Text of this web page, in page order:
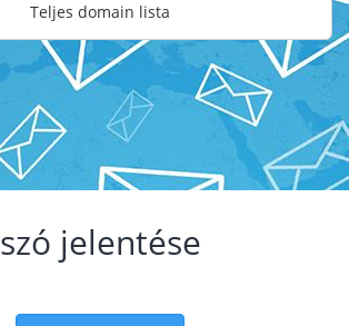
Teljes domain lista
szó jelentése